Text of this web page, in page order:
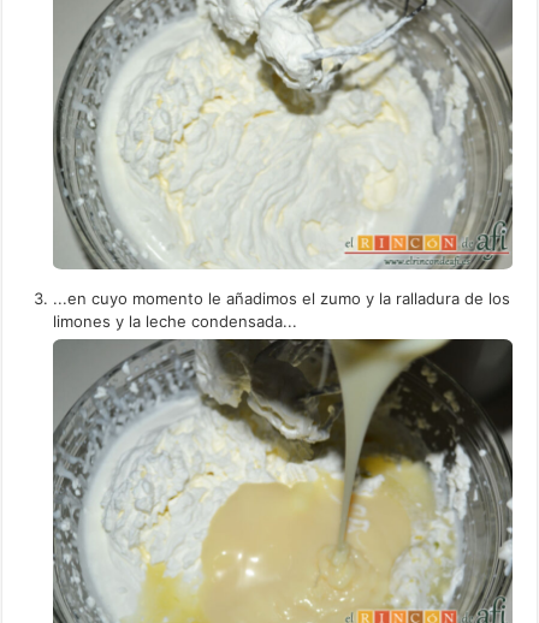
...en cuyo momento le añadimos el zumo y la ralladura de los
limones y la leche condensada...